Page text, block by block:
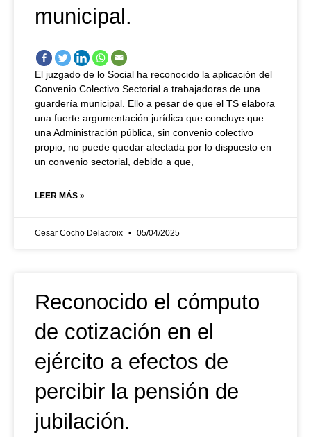
municipal.
El juzgado de lo Social ha reconocido la aplicación del
Convenio Colectivo Sectorial a trabajadoras de una
guardería municipal. Ello a pesar de que el TS elabora
una fuerte argumentación jurídica que concluye que
una Administración pública, sin convenio colectivo
propio, no puede quedar afectada por lo dispuesto en
un convenio sectorial, debido a que,
LEER MÁS »
Cesar Cocho Delacroix 05/04/2025
Reconocido el cómputo
de cotización en el
ejército a efectos de
percibir la pensión de
jubilación.